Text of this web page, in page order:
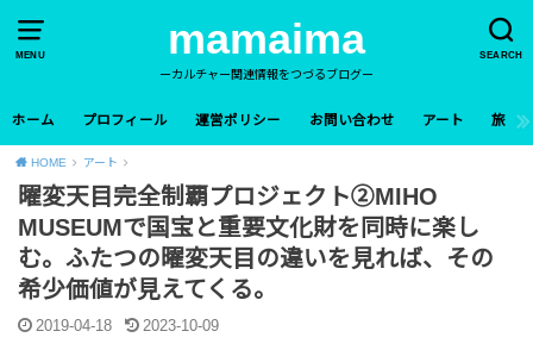
MENU SEARCH
mamaima
ーカルチャー関連情報をつづるブログー
ホーム プロフィール 運営ポリシー お問い合わせ アート 旅
HOME アート
曜変天目完全制覇プロジェクト②MIHO
MUSEUMで国宝と重要文化財を同時に楽し
む。ふたつの曜変天目の違いを見れば、その
希少価値が見えてくる。
2019-04-18 2023-10-09